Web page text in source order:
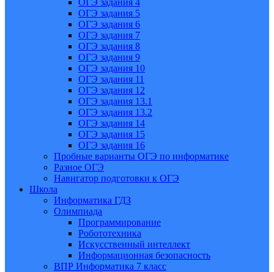
ОГЭ задания 4
ОГЭ задания 5
ОГЭ задания 6
ОГЭ задания 7
ОГЭ задания 8
ОГЭ задания 9
ОГЭ задания 10
ОГЭ задания 11
ОГЭ задания 12
ОГЭ задания 13.1
ОГЭ задания 13.2
ОГЭ задания 14
ОГЭ задания 15
ОГЭ задания 16
Пробные варианты ОГЭ по информатике
Разное ОГЭ
Навигатор подготовки к ОГЭ
Школа
Информатика ГДЗ
Олимпиада
Программирование
Робототехника
Искусственный интеллект
Информационная безопасность
ВПР Информатика 7 класс